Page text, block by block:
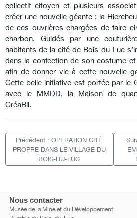
collectif citoyen et plusieurs
créer une nouvelle géante : la
de ces ouvrières chargées de faire
charbon. Guidés par une
habitants de la cité de Bois-du-Luc
dans la confection de son costume
afin de donner vie à cette nouvelle
Cette belle initiative est portée par le
avec le MMDD, la Maison de
CréaBil.
Précédent : OPERATION CITÉ
PROPRE DANS LE VILLAGE DU
BOIS-DU-LUC
Nous contacter
Musée de la Mine et du Développement